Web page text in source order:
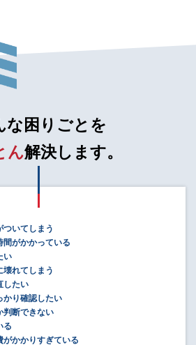
な困りごとを
ん解決します。
ついてしまう
間がかかっている
い
壊れてしまう
したい
かり確認したい
判断できない
る
かかりすぎている